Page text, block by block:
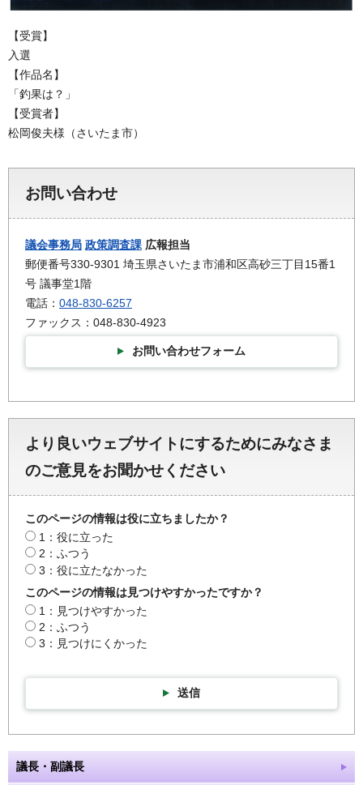
【受賞】
入選
【作品名】
「釣果は？」
【受賞者】
松岡俊夫様（さいたま市）
お問い合わせ
議会事務局 政策調査課 広報担当
郵便番号330-9301 埼玉県さいたま市浦和区高砂三丁目15番1
号 議事堂1階
電話： 048-830-6257
ファックス：048-830-4923
お問い合わせフォーム
より良いウェブサイトにするためにみなさま
のご意見をお聞かせください
このページの情報は役に立ちましたか？
1：役に立った
2：ふつう
3：役に立たなかった
このページの情報は見つけやすかったですか？
1：見つけやすかった
2：ふつう
3：見つけにくかった
送信
議長・副議長